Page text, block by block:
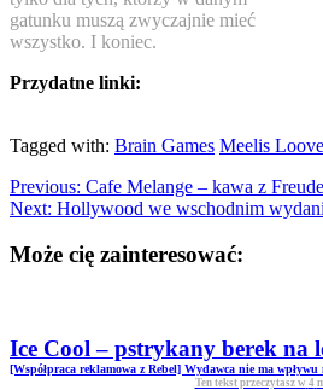
gatunku muszą zwyczajnie mieć
wszystko. I koniec.
Przydatne linki:
Tagged with: Brain Games Meelis
Previous: Cafe Melange – kawa z
Next: Hollywood we wschodnim
Może cię zainteresować:
Ice Cool – pstrykany berek na
[Współpraca reklamowa z Rebel] Wydawca nie ma wpływu
Ten tekst przeczytasz w 4